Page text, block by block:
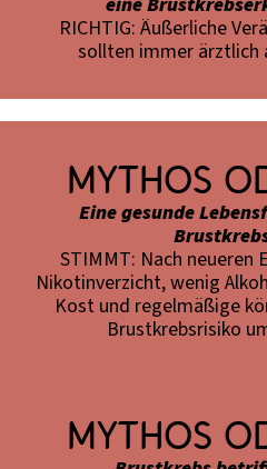
RICHTIG: Äußerliche
sollten immer ärztlich
Mythos
Eine gesunde
STIMMT: Nach neueren
Nikotinverzicht, wenig
Kost und regelmäßige
Brustkrebsrisiko
Mythos